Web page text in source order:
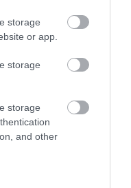
storage
or app.
storage
storage
and other
07|Eger ügye
ŐSHONOS
MENTETT...
07